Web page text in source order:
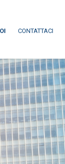
CONTATTACI